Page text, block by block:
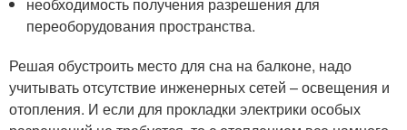
необходимость получения разрешения для
переоборудования пространства.
Решая обустроить место для сна на балконе, надо
учитывать отсутствие инженерных сетей – освещения и
отопления. И если для прокладки электрики особых